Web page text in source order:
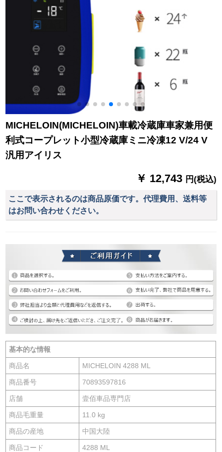
MICHELOIN(MICHELOIN)車載冷蔵庫車家兼用便
利式コープレット小型冷蔵庫ミニ冷凍12 V/24 V
汎用アイリス
￥ 12,743 円(税込)
ここで表示されるのは商品原価です。代理費用、送料等
はお問い合わせください。
基本的な情報
商品名 MICHELOIN 4288 ML
商品番号 70893597816
店舗 壹佰車品専門店
商品毛重量 11.0 kg
商品の産地 中国大陸
商品コード 4288 ML